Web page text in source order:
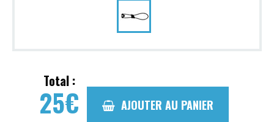
Total :
25€ AJOUTER AU PANIER